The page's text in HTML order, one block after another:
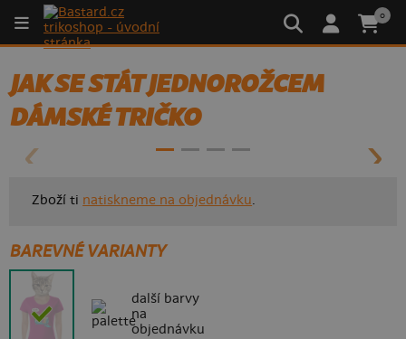
0
JAK SE STÁT JEDNOROŽCEM
DÁMSKÉ TRIČKO
- 60%
Zboží ti natiskneme na objednávku.
BAREVNÉ VARIANTY
další barvy
na
objednávku